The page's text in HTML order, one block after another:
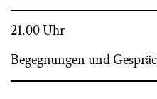
21.00 Uhr
Begegnungen und